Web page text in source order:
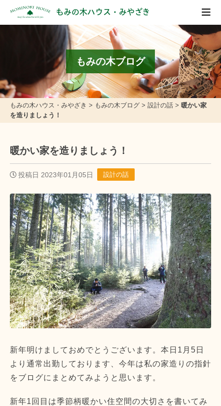
もみの木ハウス・みやざき
もみの木ブログ
もみの木ハウス・みやざき > もみの木ブログ > 設計の話 > 暖かい家
を造りましょう！
暖かい家を造りましょう！
投稿日 2023年01月05日 設計の話
新年明けましておめでとうございます。本日1月5日
より通常出勤しております、今年は私の家造りの指針
をブログにまとめてみようと思います。
新年1回目は季節柄暖かい住空間の大切さを書いてみ